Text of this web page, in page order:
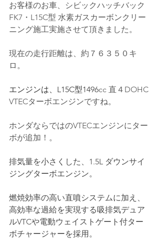
お客様のお車、シビックハッチバック
FK7・L15C型 水素ガスカーボンクリー
ニング施工実施させて頂きました。
現在の走行距離は、約７６３５０キ
ロ。
エンジンは、L15C型1496cc 直４DOHC
VTECターボエンジンですね。
ホンダならではのVTECエンジンにター
ボが追加！。
排気量を小さくした、1.5L ダウンサイ
ジングターボエンジン。
燃焼効率の高い直噴システムに加え、
高効率な過給を実現する吸排気デュア
ルVTCや電動ウェイストゲート付ター
ボチャージャーを採用。